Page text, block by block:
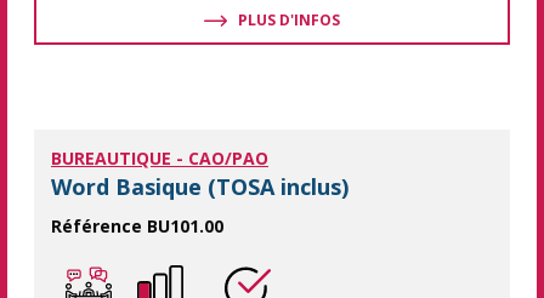
PLUS D'INFOS
BUREAUTIQUE - CAO/PAO
Word Basique (TOSA inclus)
Référence BU101.00
Débuter Word avec les bonnes bases La formation inclus le